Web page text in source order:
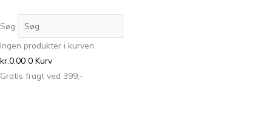
Søg
Ingen produkter i kurven
kr.0,00 0 Kurv
Gratis fragt ved 399,-